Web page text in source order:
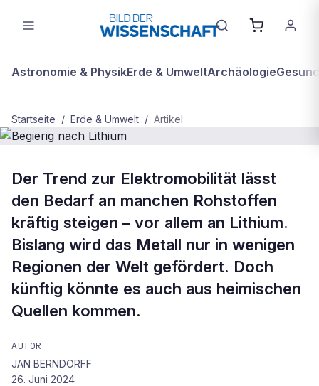
Astronomie & PhysikErde & UmweltArchäologie
Startseite / Erde & Umwelt / Artikel
ERDE & UMWELT
Begierig nach Lithium
Der Trend zur Elektromobilität lässt
den Bedarf an manchen Rohstoffen
kräftig steigen – vor allem an Lithium.
Bislang wird das Metall nur in wenigen
Regionen der Welt gefördert. Doch
künftig könnte es auch aus heimischen
Quellen kommen.
AUTOR
JAN BERNDORFF
26. Juni 2024